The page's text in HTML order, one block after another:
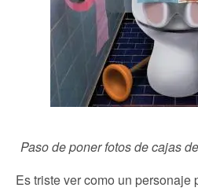
Paso de poner fotos de cajas
Es triste ver como un personaje